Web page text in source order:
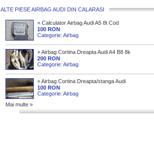
ALTE PIESE AIRBAG AUDI DIN CALARASI
» Calculator Airbag Audi A5 8t Cod
8k0959655n Model 2012
100 RON
Categorie: Airbag
»Airbag Cortina Dreapta Audi A4 B8 8k
Avant Cod 8k0880742d Model 2008
200 RON
Categorie: Airbag
»Airbag Cortina Dreapta/stanga Audi
A6 4f/c6 [2004 2008] Sedan
100 RON
Categorie: Airbag
Mai multe »